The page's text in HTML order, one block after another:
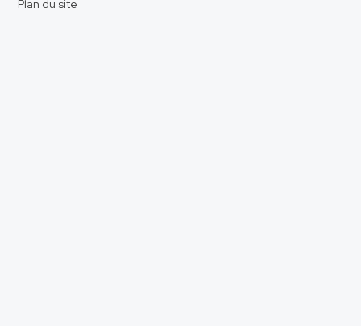
Plan du site